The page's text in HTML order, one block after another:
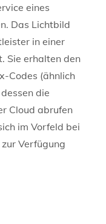
eines
Das Lichtbild
in einer
Sie erhalten den
Codes (ähnlich
die
Cloud abrufen
im Vorfeld bei
Verfügung